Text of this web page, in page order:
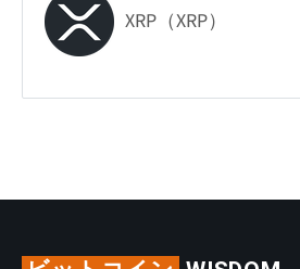
XRP（XRP）